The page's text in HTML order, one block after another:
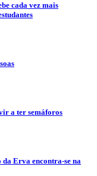
cada vez mais
a ter semáforos
Erva encontra-se na